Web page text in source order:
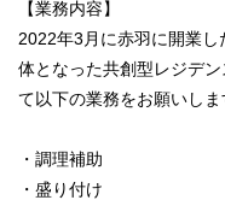
【業務内容】
2022年3月に赤羽に開業
体となった共創型レジデ
て以下の業務をお願いしま
・調理補助
・盛り付け